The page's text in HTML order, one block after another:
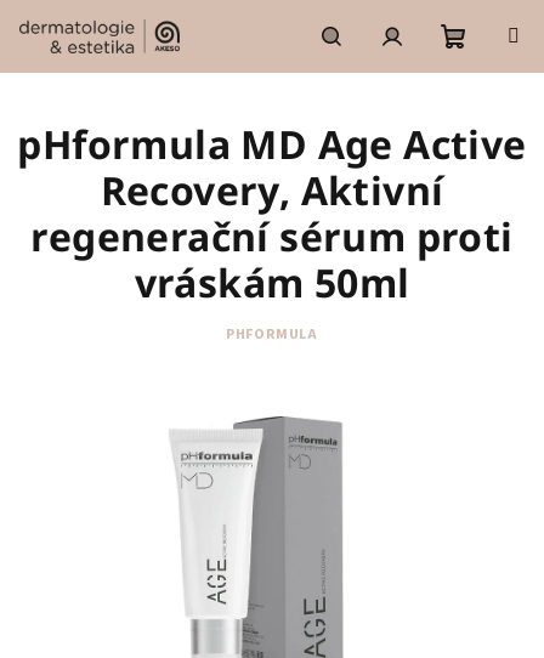
HledatPřihlášeníNákupní
košík
pHformula MD Age Active
Recovery, Aktivní
regenerační sérum proti
vráskám 50ml
PHFORMULA